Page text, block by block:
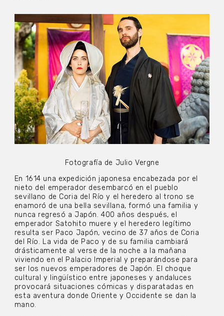
Fotografía de Julio Vergne
En 1614 una expedición japonesa encabezada por el
nieto del emperador desembarcó en el pueblo
sevillano de Coria del Río y el heredero al trono se
enamoró de una bella sevillana, formó una familia y
nunca regresó a Japón. 400 años después, el
emperador Satohito muere y el heredero legítimo
resulta ser Paco Japón, vecino de 37 años de Coria
del Río. La vida de Paco y de su familia cambiará
drásticamente al verse de la noche a la mañana
viviendo en el Palacio Imperial y preparándose para
ser los nuevos emperadores de Japón. El choque
cultural y lingüístico entre japoneses y andaluces
provocará situaciones cómicas y disparatadas en
esta aventura donde Oriente y Occidente se dan la
mano.